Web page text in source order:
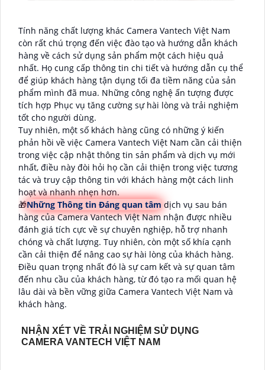
Tính năng chất lượng khác Camera Vantech Việt Nam
còn rất chú trọng đến việc đào tạo và hướng dẫn khách
hàng về cách sử dụng sản phẩm một cách hiệu quả
nhất. Họ cung cấp thông tin chi tiết và hướng dẫn cụ thể
để giúp khách hàng tận dụng tối đa tiềm năng của sản
phẩm mình đã mua. Những công nghệ ấn tượng được
tích hợp Phục vụ tăng cường sự hài lòng và trải nghiệm
tốt cho người dùng.
Tuy nhiên, một số khách hàng cũng có những ý kiến
phản hồi về việc Camera Vantech Việt Nam cần cải thiện
trong việc cập nhật thông tin sản phẩm và dịch vụ mới
nhất, điều này đòi hỏi họ cần cải thiện trong việc tương
tác và truy cập thông tin với khách hàng một cách linh
hoạt và nhanh nhẹn hơn.
🎁Những Thông tin Đáng quan tâm dịch vụ sau bán
hàng của Camera Vantech Việt Nam nhận được nhiều
đánh giá tích cực về sự chuyên nghiệp, hỗ trợ nhanh
chóng và chất lượng. Tuy nhiên, còn một số khía cạnh
cần cải thiện để nâng cao sự hài lòng của khách hàng.
Điều quan trọng nhất đó là sự cam kết và sự quan tâm
đến nhu cầu của khách hàng, từ đó tạo ra mối quan hệ
lâu dài và bền vững giữa Camera Vantech Việt Nam và
khách hàng.
NHẬN XÉT VỀ TRẢI NGHIỆM SỬ DỤNG
CAMERA VANTECH VIỆT NAM